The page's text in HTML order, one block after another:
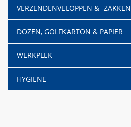
VERZENDENVELOPPEN & -ZAKKEN
DOZEN, GOLFKARTON & PAPIER
WERKPLEK
HYGIËNE